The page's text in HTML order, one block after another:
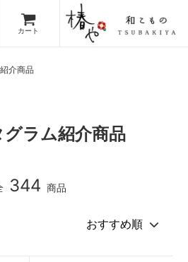
カート
介商品
ラム紹介商品
344 商品